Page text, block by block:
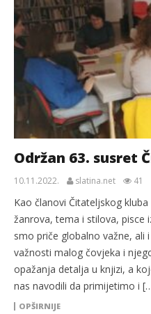
Održan 63. susret
10.11.2022. slatina.net 41
Kao članovi Čitateljskog
žanrova, tema i stilova, pisce
smo priče globalno važne, ali
važnosti malog čovjeka i
opažanja detalja u knjizi, a
nas navodili da primijetimo i
OPŠIRNIJE